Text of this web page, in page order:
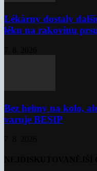
Lékárny dostaly
léku na rakovinu
Bez helmy na kolo,
varuje BESIP